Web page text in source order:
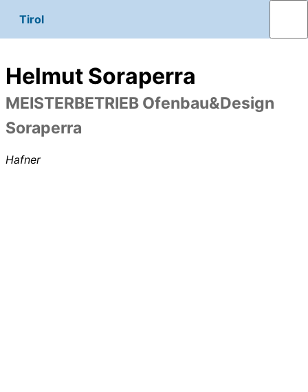
Tirol
Helmut Soraperra
MEISTERBETRIEB Ofenbau&Design
Soraperra
Hafner